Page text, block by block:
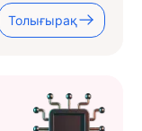
Толығырақ